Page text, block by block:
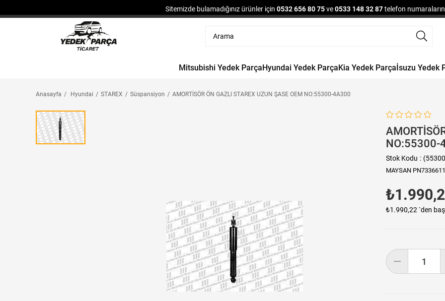
Sitemizde bulamadığınız ürünler için 0532 656 80 75ve0533 148 32 87telefon
Mitsubishi Yedek ParçaHyundai Yedek ParçaKia Yedek Parçaİsuzu Yedek
Anasayfa Hyundai STAREX Süspansiyon AMORTİSÖR ÖN GAZLI STAREX UZUN ŞASE OEM NO:55300-4A300
NO:55300-
Stok Kodu
MAYSAN PN7336611
₺1.990,22 `den